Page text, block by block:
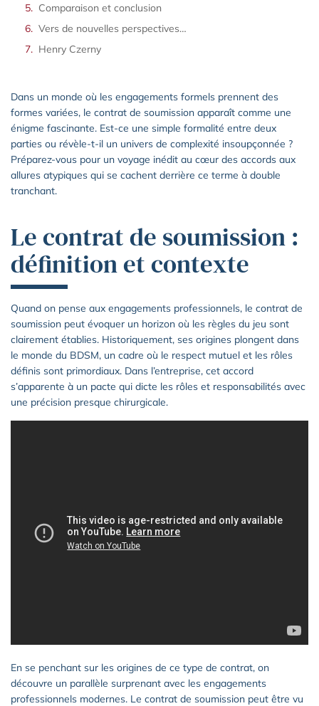
Comparaison et conclusion
Vers de nouvelles perspectives…
Henry Czerny
Dans un monde où les engagements formels prennent des
formes variées, le contrat de soumission apparaît comme une
énigme fascinante. Est-ce une simple formalité entre deux
parties ou révèle-t-il un univers de complexité insoupçonnée ?
Préparez-vous pour un voyage inédit au cœur des accords aux
allures atypiques qui se cachent derrière ce terme à double
tranchant.
Le contrat de soumission :
définition et contexte
Quand on pense aux engagements professionnels, le contrat de
soumission peut évoquer un horizon où les règles du jeu sont
clairement établies. Historiquement, ses origines plongent dans
le monde du BDSM, un cadre où le respect mutuel et les rôles
définis sont primordiaux. Dans l’entreprise, cet accord
s’apparente à un pacte qui dicte les rôles et responsabilités avec
une précision presque chirurgicale.
En se penchant sur les origines de ce type de contrat, on
découvre un parallèle surprenant avec les engagements
professionnels modernes. Le contrat de soumission peut être vu